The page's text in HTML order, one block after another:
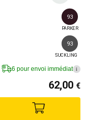
93
PARKER
93
SUCKLING
6 pour envoi immédiat i
62,00 €